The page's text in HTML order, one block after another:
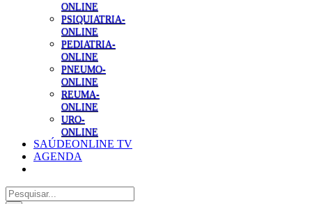
ONLINE
PSIQUIATRIA-
ONLINE
PEDIATRIA-
ONLINE
PNEUMO-
ONLINE
REUMA-
ONLINE
URO-
ONLINE
SAÚDEONLINE TV
AGENDA
Pesquisar